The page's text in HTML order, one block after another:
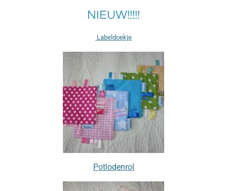
NIEUW!!!!!
Labeldoekje
Potlodenrol